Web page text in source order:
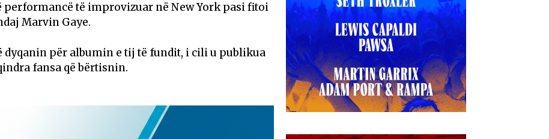
performancë të improvizuar në New York pasi fitoi
Marvin Gaye.
dyqanin për albumin e tij të fundit, i cili u publikua
fansa që bërtisnin.